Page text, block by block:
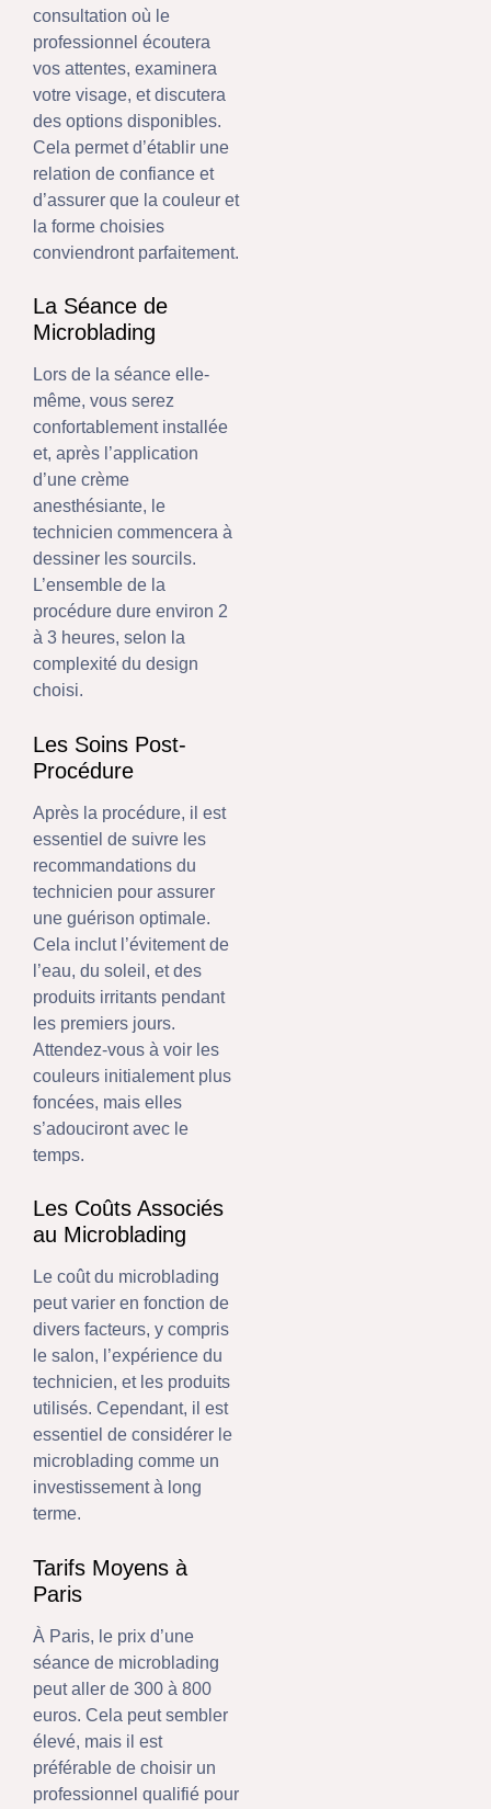
consultation où le
professionnel écoutera
vos attentes, examinera
votre visage, et discutera
des options disponibles.
Cela permet d’établir une
relation de confiance et
d’assurer que la couleur et
la forme choisies
conviendront parfaitement.
La Séance de
Microblading
Lors de la séance elle-
même, vous serez
confortablement installée
et, après l’application
d’une crème
anesthésiante, le
technicien commencera à
dessiner les sourcils.
L’ensemble de la
procédure dure environ 2
à 3 heures, selon la
complexité du design
choisi.
Les Soins Post-
Procédure
Après la procédure, il est
essentiel de suivre les
recommandations du
technicien pour assurer
une guérison optimale.
Cela inclut l’évitement de
l’eau, du soleil, et des
produits irritants pendant
les premiers jours.
Attendez-vous à voir les
couleurs initialement plus
foncées, mais elles
s’adouciront avec le
temps.
Les Coûts Associés
au Microblading
Le coût du microblading
peut varier en fonction de
divers facteurs, y compris
le salon, l’expérience du
technicien, et les produits
utilisés. Cependant, il est
essentiel de considérer le
microblading comme un
investissement à long
terme.
Tarifs Moyens à
Paris
À Paris, le prix d’une
séance de microblading
peut aller de 300 à 800
euros. Cela peut sembler
élevé, mais il est
préférable de choisir un
professionnel qualifié pour